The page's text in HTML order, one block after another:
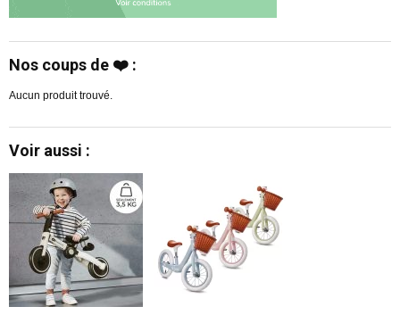
Nos coups de ❤️ :
Aucun produit trouvé.
Voir aussi :